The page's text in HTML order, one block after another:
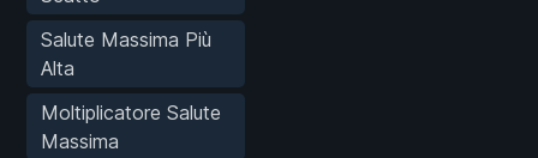
Salute Massima Più
Alta
Moltiplicatore Salute
Massima